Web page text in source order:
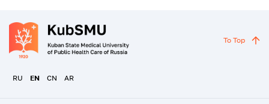
RU EN CN AR
To Top